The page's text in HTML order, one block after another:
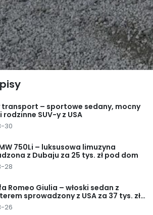
transport – sportowe sedany, mocny
rodzinne SUV-y z USA
30
750Li – luksusowa limuzyna
z Dubaju za 25 tys. zł pod dom
28
Romeo Giulia – włoski sedan z
sprowadzony z USA za 37 tys. zł
26